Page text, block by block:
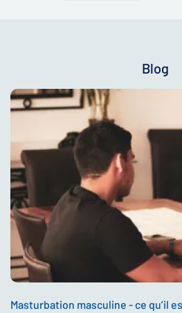
Blog
Masturbation masculine - ce qu’il